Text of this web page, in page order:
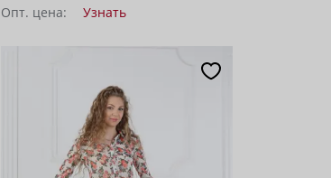
Опт. цена:
Узнать